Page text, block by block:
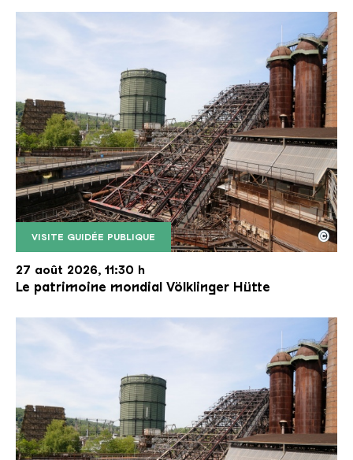
VISITE GUIDÉE PUBLIQUE
Le monte-charge incliné de la Völklinger Hütte
Copyright: Weltkulturerbe Völklinger Hütte | Karl
©
27 août 2026, 11:30 h
Le patrimoine mondial Völklinger Hütte